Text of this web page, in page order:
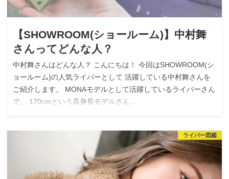
【SHOWROOM(ショールーム)】中村舞
さんってどんな人？
中村舞さんはどんな人？ こんにちは！ 今回はSHOWROOM(シ
ョールーム)の人気ライバーとして 活躍している中村舞さんを
ご紹介します。 MONAモデルとして活躍しているライバーさん
で、 170cmという高身長モデルさん…
ライバー図鑑